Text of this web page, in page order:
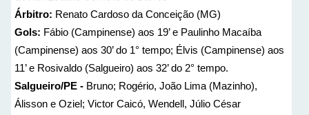
Árbitro: Renato Cardoso da Conceição (MG)
Gols: Fábio (Campinense) aos 19’ e Paulinho Macaíba
(Campinense) aos 30’ do 1° tempo; Élvis (Campinense) aos
11’ e Rosivaldo (Salgueiro) aos 32’ do 2° tempo.
Salgueiro/PE - Bruno; Rogério, João Lima (Mazinho),
Álisson e Oziel; Victor Caicó, Wendell, Júlio César